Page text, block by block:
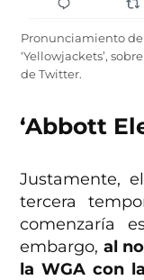
Pronunciamiento de
‘Yellowjackets’,
de Twitter.
‘Abbott
Justamente,
tercera
comenzaría
embargo, al
la WGA con